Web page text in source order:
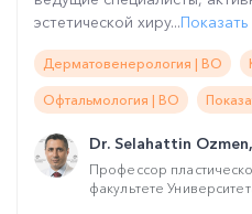
эстетической хиру...
Дерматовенерология | ВО
Офтальмология | ВО
Dr. Selahattin
Профессор
факультете